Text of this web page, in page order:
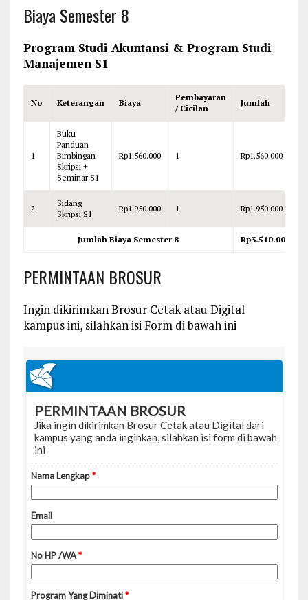
Biaya Semester 8
Program Studi Akuntansi & Program Studi
Manajemen S1
No Keterangan Biaya
Pembayaran
/ Cicilan
Jumlah
1
Buku
Panduan
Bimbingan
Skripsi +
Seminar S1
Rp1.560.000 1 Rp1.560.000
2
Sidang
Skripsi S1
Rp1.950.000 1 Rp1.950.000
Jumlah Biaya Semester 8 Rp3.510.000
PERMINTAAN BROSUR
Ingin dikirimkan Brosur Cetak atau Digital
kampus ini, silahkan isi Form di bawah ini